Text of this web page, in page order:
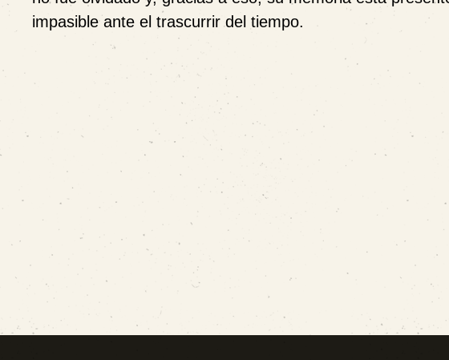
impasible ante el trascurrir del tiempo.